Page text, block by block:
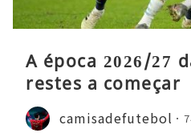
A época 2026/27
restes a começar
camisadefutebol